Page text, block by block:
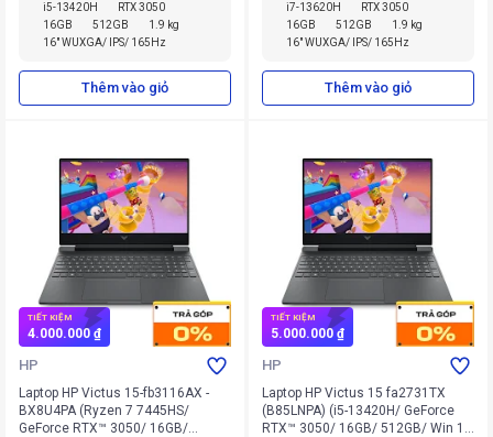
i5-13420H
RTX 3050
16GB
512GB
1.9 kg
16" WUXGA/ IPS/ 165Hz
Thêm vào giỏ
i7-13620H
RTX 3050
16GB
512GB
1.9 kg
16" WUXGA/ IPS/ 165Hz
Thêm vào giỏ
TIẾT KIỆM
4.000.000 ₫
HP
Laptop HP Victus 15-fb3116AX -
BX8U4PA (Ryzen 7 7445HS/
GeForce RTX™ 3050/ 16GB/
TIẾT KIỆM
5.000.000 ₫
HP
Laptop HP Victus 15 fa2731TX
(B85LNPA) (i5-13420H/ GeForce
RTX™ 3050/ 16GB/ 512GB/ Win 11